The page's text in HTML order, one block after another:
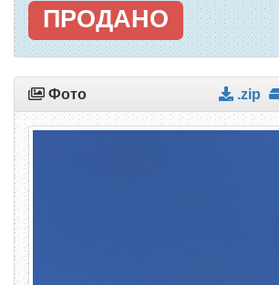
ПРОДАНО
Фото .zip